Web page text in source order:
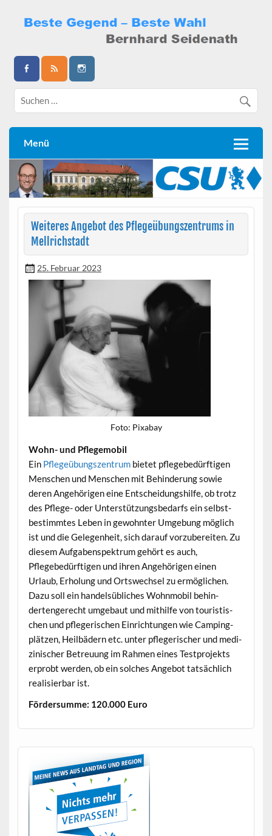
content
Bernhard Seidenath
Menü
Weiteres Angebot des Pflegeübungszentrums in
Mellrichstadt
25. Februar 2023
Foto: Pix­abay
Wohn- und Pflegemobil
Ein Pflegeübungszen­trumbietet pflegebedürfti­gen
Men­schen und Men­schen mit Behin­derung sowie
deren Ange­höri­gen eine Entschei­dung­shil­fe, ob trotz
des Pflege- oder Unter­stützungs­be­darfs ein selb­st­
bes­timmtes Leben in gewohn­ter Umge­bung möglich
ist und die Gele­gen­heit, sich darauf vorzu­bere­it­en. Zu
diesem Auf­gaben­spek­trum gehört es auch,
Pflegebedürfti­gen und ihren Ange­höri­gen einen
Urlaub, Erhol­ung und Ortswech­sel zu ermöglichen.
Dazu soll ein han­del­süblich­es Wohn­mo­bil behin­
derten­gerecht umge­baut und mith­il­fe von touris­tis­
chen und pflegerischen Ein­rich­tun­gen wie Camp­ing­
plätzen, Heil­bädern etc. unter pflegerisch­er und medi­
zinis­ch­er Betreu­ung im Rah­men eines Test­pro­jek­ts
erprobt wer­den, ob ein solch­es Ange­bot tat­säch­lich
real­isier­bar ist.
Förder­summe: 120.000 Euro